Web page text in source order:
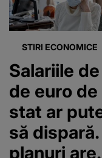
STIRI ECONOMICE
Salariile
de euro de
stat ar
să
planuri are